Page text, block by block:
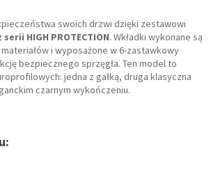
swoich drzwi dzięki zestawowi
serii HIGH PROTECTION. Wkładki wykonane są
i wyposażone w 6-zastawkowy
bezpiecznego sprzęgła. Ten model to
jedna z gałką, druga klasyczna
czarnym wykończeniu.